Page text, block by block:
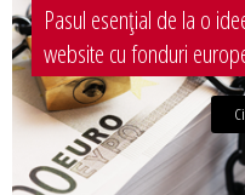
Pasul esențial de la o
website cu fonduri